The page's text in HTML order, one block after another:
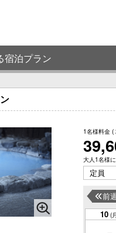
宿泊プラン
1名様料金 (
大人1名様
定員
前
10 (